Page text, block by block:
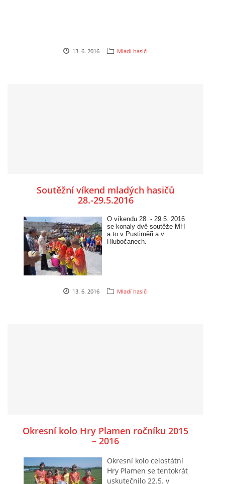
13. 6. 2016 Mladí hasiči
Soutěžní víkend mladých hasičů
28.-29.5.2016
O víkendu 28. - 29.5. 2016
se konaly dvě soutěže MH
a to v Pustiměři a v
Hlubočanech.
13. 6. 2016 Mladí hasiči
Okresní kolo Hry Plamen ročníku 2015
– 2016
Okresní kolo celostátní
Hry Plamen se tentokrát
uskutečnilo 22.5. v